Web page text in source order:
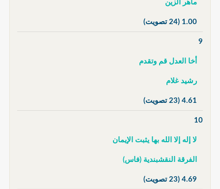
ماهر الزين
1.00 (24 تصويت)
9
أخا العدل قم وتقدم
رشيد غلام
4.61 (23 تصويت)
10
لا إله إلا الله بها يثبت الإيمان
الفرقة النقشبندية (فاس)
4.69 (23 تصويت)